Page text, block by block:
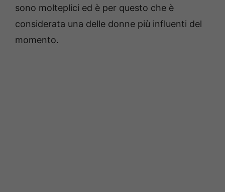
sono molteplici ed è per questo che è
considerata una delle donne più influenti del
momento.